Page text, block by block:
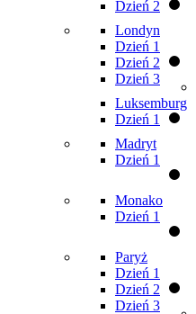
Dzień 2
Londyn
Dzień 1
Dzień 2
Dzień 3
Luksemburg
Dzień 1
Madryt
Dzień 1
Monako
Dzień 1
Paryż
Dzień 1
Dzień 2
Dzień 3